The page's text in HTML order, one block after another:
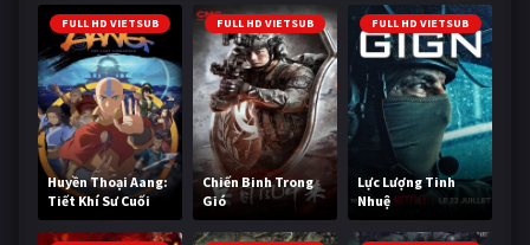
FULL HD VIETSUB
Huyền Thoại Aang:
Tiết Khí Sư Cuối
Cùng
FULL HD VIETSUB
Chiến Binh Trong
Gió
FULL HD VIETSUB
Lực Lượng Tinh
Nhuệ